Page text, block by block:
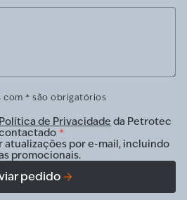
com * são obrigatórios
de Privacidade da Petrotec
*
atualizações por e-mail, incluindo
promocionais.
pedido